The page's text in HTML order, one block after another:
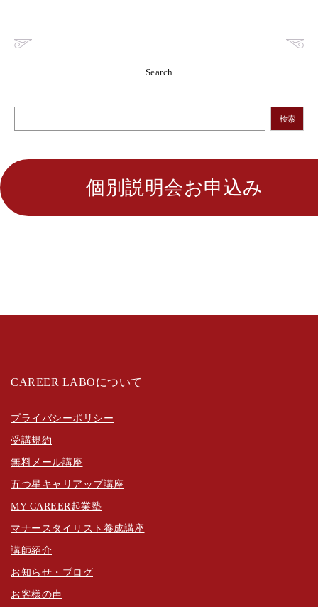
Search
検索
個別説明会お申込み
CAREER LABOについて
プライバシーポリシー
受講規約
無料メール講座
五つ星キャリアップ講座
MY CAREER起業塾
マナースタイリスト養成講座
講師紹介
お知らせ・ブログ
お客様の声